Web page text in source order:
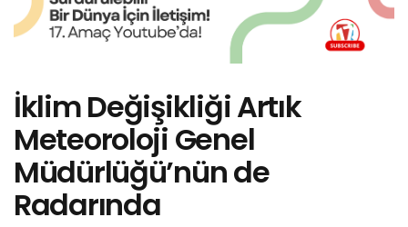
İklim Değişikliği Artık
Meteoroloji Genel
Müdürlüğü’nün de
Radarında